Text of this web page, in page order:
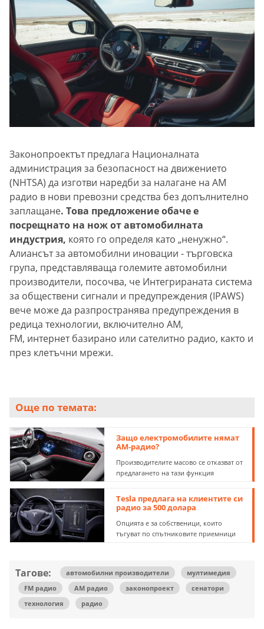
Законопроектът предлага Националната
администрация за безопасност на движението
(NHTSA) да изготви наредби за налагане на AM
радио в нови превозни средства без допълнително
заплащане. Това предложение обаче е
посрещнато на нож от автомобилната
индустрия, която го определя като „ненужно“.
Алиансът за автомобилни иновации - търговска
група, представляваща големите автомобилни
производители, посочва, че Интегрираната система
за обществени сигнали и предупреждения (IPAWS)
вече може да разпространява предупреждения в
редица технологии, включително AM,
FM, интернет базирано или сателитно радио, както и
през клетъчни мрежи.
Още по темата:
Защо електромобилите нямат
AM-радио?
Производителите масово се отказват от
предлагането на тази функция
Tesla предлага на клиентите си
радио за 500 долара
Опцията е за собственици, които
тъгуват по спътниковите приемници
Тагове: автомобилни производители
мултимедия
FM радио
AM радио законопроект
сенатори
технология
радио